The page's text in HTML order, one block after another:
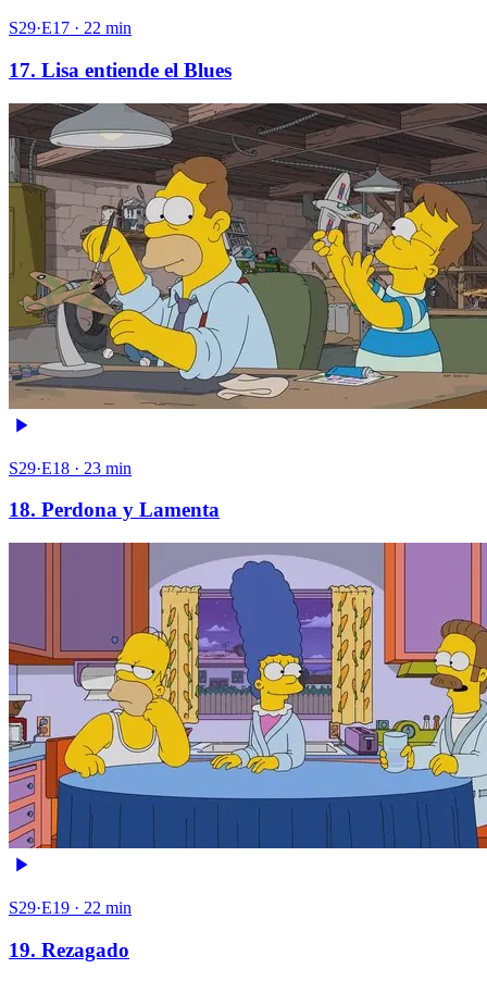
S29·E17 · 22 min
17. Lisa entiende el Blues
S29·E18 · 23 min
18. Perdona y Lamenta
S29·E19 · 22 min
19. Rezagado